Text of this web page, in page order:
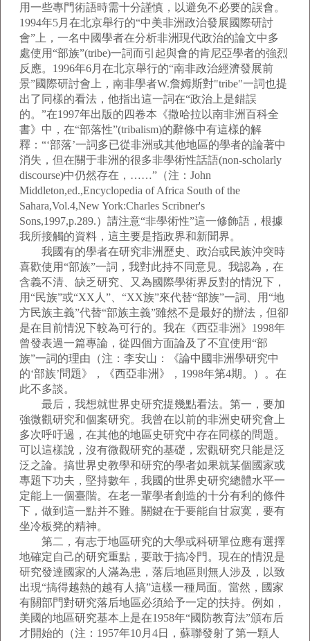
用一些專門術語時需十分謹慎，以避免不必要的誤會。
1994年5月在北京舉行的“中美非洲政治發展國際研討
會”上，一名中國學者在分析非洲現代政治的論文中多
處使用“部族”(tribe)一詞而引起與會的肯尼亞學者的強烈
反應。1996年6月在北京舉行的“南非政治經濟發展前
景”國際研討會上，南非學者W.詹姆斯對"tribe"一詞也提
出了同樣的看法，他指出這一詞在“政治上是錯誤
的。”在1997年出版的四卷本《撒哈拉以南非洲百科全
書》中，在“部落性”(tribalism)的辭條中有這樣的解
釋：“‘部落’一詞多已從非洲或其他地區的學者的論著中
消失，但在關于非洲的很多非學術性話語(non-scholarly
discourse)中仍然存在，……”（注：John
Middleton,ed.,Encyclopedia of Africa South of the
Sahara,Vol.4,New York:Charles Scribner's
Sons,1997,p.289.）請注意“非學術性”這一修飾語，根據
我所接觸的資料，這主要是指政界和新聞界。
我國有的學者在研究非洲歷史、政治或民族沖突時
喜歡使用“部族”一詞，我對此持不同意見。我認為，在
含義不清、缺乏研究、又為國際學術界反對的情況下，
用“民族”或“XX人”、“XX族”來代替“部族”一詞、用“地
方民族主義”代替“部族主義”雖然不是最好的辦法，但卻
是在目前情況下較為可行的。我在《西亞非洲》1998年
曾發表過一篇專論，從四個方面論及了不宜使用“部
族”一詞的理由（注：李安山：《論中國非洲學研究中
的‘部族’問題》，《西亞非洲》，1998年第4期。）。在
此不多談。
最后，我想就世界史研究提幾點看法。第一，要加
強微觀研究和個案研究。我曾在以前的非洲史研究會上
多次呼吁過，在其他的地區史研究中存在同樣的問題。
可以這樣說，沒有微觀研究的基礎，宏觀研究只能是泛
泛之論。搞世界史教學和研究的學者如果就某個國家或
專題下功夫，堅持數年，我國的世界史研究總體水平一
定能上一個臺階。在老一輩學者創造的十分有利的條件
下，做到這一點并不難。關鍵在于要能自甘寂寞，要有
坐冷板凳的精神。
第二，有志于地區研究的大學或科研單位應有選擇
地確定自己的研究重點，要敢于搞冷門。現在的情況是
研究發達國家的人滿為患，落后地區則無人涉及，以致
出現“搞得越熱的越有人搞”這樣一種局面。當然，國家
有關部門對研究落后地區必須給予一定的扶持。例如，
美國的地區研究基本上是在1958年“國防教育法”頒布后
才開始的（注：1957年10月4日，蘇聯發射了第一顆人